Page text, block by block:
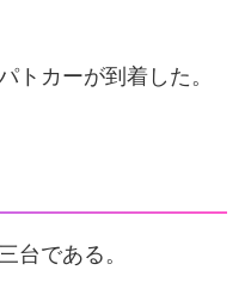
トカーが到着した。
台である。